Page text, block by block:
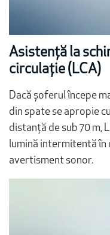
Asistență la
circulație (LCA)
Dacă șoferul începe
din spate se apropie
distanță de sub 70 m,
lumină intermitentă
avertisment sonor.